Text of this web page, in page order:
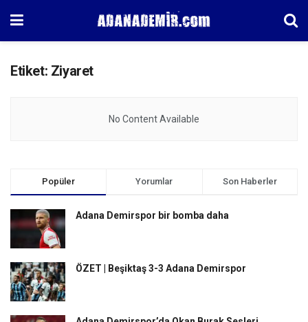
Etiket: Ziyaret
No Content Available
Popüler Yorumlar Son Haberler
Adana Demirspor bir bomba daha
ÖZET | Beşiktaş 3-3 Adana Demirspor